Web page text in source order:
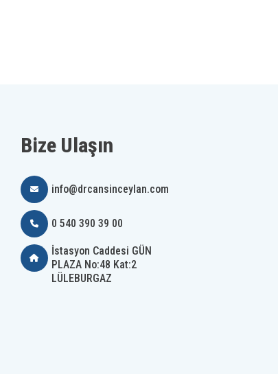
Bize Ulaşın
info@drcansinceylan.com
0 540 390 39 00
İstasyon Caddesi GÜN
PLAZA No:48 Kat:2
LÜLEBURGAZ